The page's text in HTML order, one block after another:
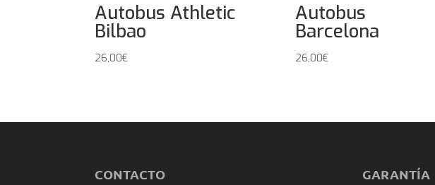
Autobus Athletic
Bilbao
26,00€
Autobus
Barcelona
26,00€
CONTACTO GARANTÍA